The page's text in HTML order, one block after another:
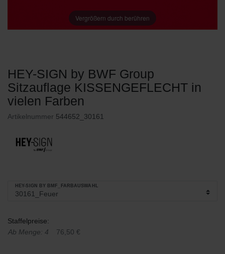
Vergrößern durch berühren
HEY-SIGN by BWF Group
Sitzauflage KISSENGEFLECHT in
vielen Farben
Artikelnummer 544652_30161
HEY-SIGN BY BMF_FARBAUSWAHL
Staffelpreise:
Ab Menge: 4
76,50 €